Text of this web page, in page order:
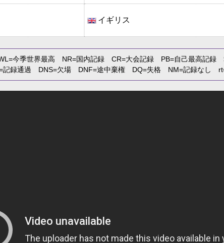
イギリス
=今季世界最高 NR=国内記録 CR=大会記録 PB=自己最高記録
記録通過 DNS=欠場 DNF=途中棄権 DQ=失格 NM=記録なし rt